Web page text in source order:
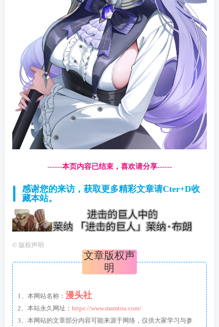
------本页内容已结束，喜欢请分享------
感谢您的来访，获取更多精彩文章请Cter+D收
藏本站。
© 版权声明
文章版权声
明
1、本网站名称： 漫头社
2、本站永久网址： https://www.mamtou.com/
3、本网站的文章部分内容可能来源于网络，仅供大家学习与参